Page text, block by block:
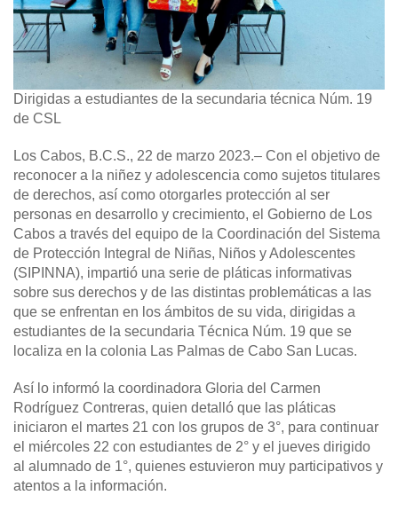
Dirigidas a estudiantes de la secundaria técnica Núm. 19
de CSL
Los Cabos, B.C.S., 22 de marzo 2023.– Con el objetivo de
reconocer a la niñez y adolescencia como sujetos titulares
de derechos, así como otorgarles protección al ser
personas en desarrollo y crecimiento, el Gobierno de Los
Cabos a través del equipo de la Coordinación del Sistema
de Protección Integral de Niñas, Niños y Adolescentes
(SIPINNA), impartió una serie de pláticas informativas
sobre sus derechos y de las distintas problemáticas a las
que se enfrentan en los ámbitos de su vida, dirigidas a
estudiantes de la secundaria Técnica Núm. 19 que se
localiza en la colonia Las Palmas de Cabo San Lucas.
Así lo informó la coordinadora Gloria del Carmen
Rodríguez Contreras, quien detalló que las pláticas
iniciaron el martes 21 con los grupos de 3°, para continuar
el miércoles 22 con estudiantes de 2° y el jueves dirigido
al alumnado de 1°, quienes estuvieron muy participativos y
atentos a la información.